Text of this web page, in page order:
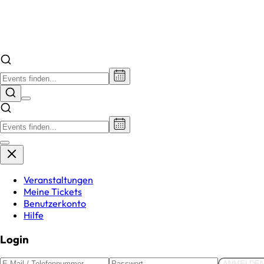
Veranstaltungen
Meine Tickets
Benutzerkonto
Hilfe
Login